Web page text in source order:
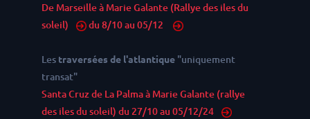
De Marseille à Marie Galante (Rallye des iles du
soleil)
du 8/10 au 05/12
Les traversées de l'atlantique "uniquement
transat"
Santa Cruz de La Palma à Marie Galante (rallye
des iles du soleil) du 27/10 au 05/12/24